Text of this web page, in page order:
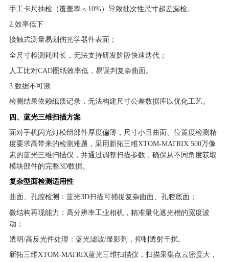
手工卡尺抽检（覆盖率＜10%）导致批次性尺寸超差漏检。
2.效率低下
接触式测量易划伤光学器件表面；
全尺寸检测耗时长，无法支持研发阶段快速迭代；
人工比对CAD图纸效率低，易误判复杂曲面。
3.数据不可溯
检测结果依赖纸质记录，无法构建尺寸公差数据库以优化工艺。
四、蓝光三维扫描方案
面对手机闪光灯模组部件厚度偏薄，尺寸小且曲面、位置度检测精
度要求高带来的检测难题，采用新拓三维XTOM-MATRIX 500万像
素的蓝光三维扫描仪，并通过调整扫描参数，确保从不同角度获取
模块部件的完整3D数据。
复杂型面检测适用性
曲面、孔腔检测：蓝光3D扫描可捕捉复杂曲面、孔腔底面；
微结构再现能力：高分辨率工业相机，精准量化遮光槽的宽度波
动；
透明/高反光件处理：蓝光滤波/显影剂，抑制透射干扰。
新拓三维XTOM-MATRIX蓝光三维扫描仪，扫描采集点云密度大，